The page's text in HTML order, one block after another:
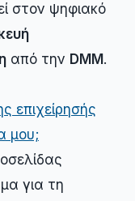
στον ψηφιακό
από την DMM .
επιχείρησής
μου;
για τη